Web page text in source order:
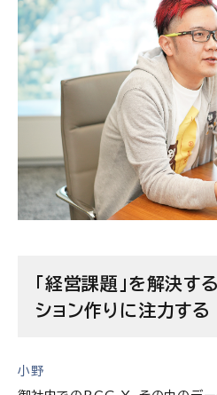
「経営課題」を解決す
ション作りに注力する
小野